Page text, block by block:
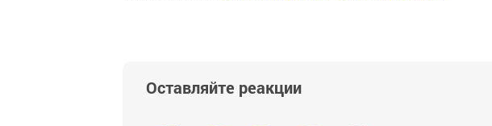
Оставляйте реакции